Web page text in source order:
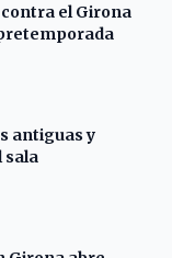
contra el Girona
antiguas y
sala